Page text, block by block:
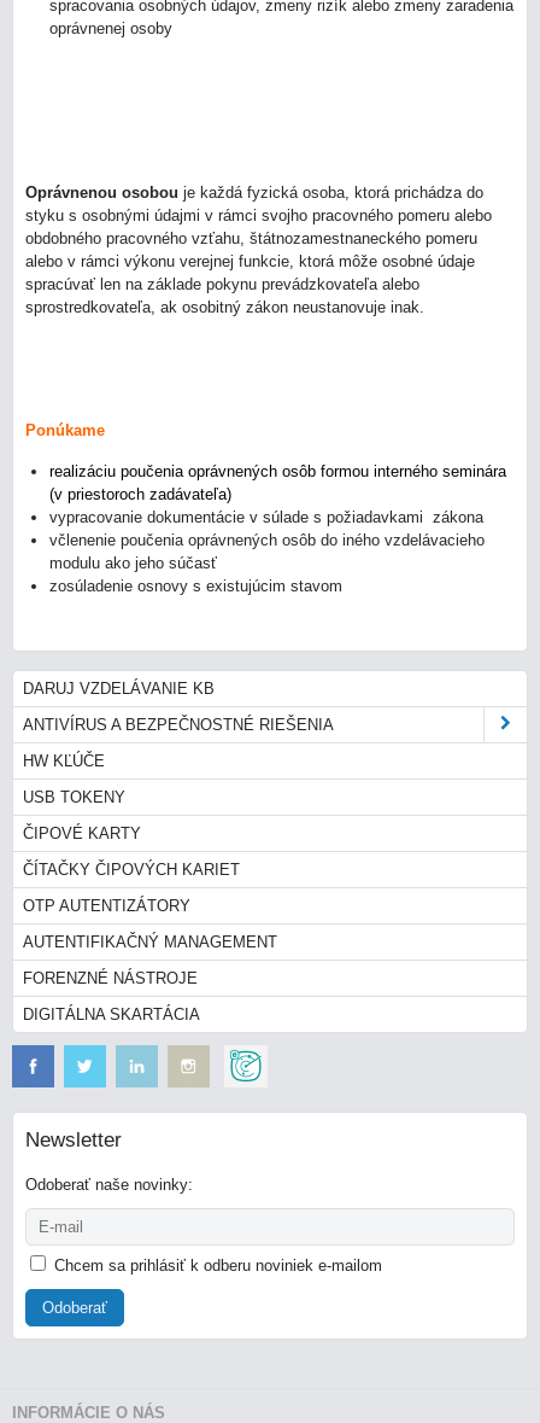
spracovania osobných údajov, zmeny rizík alebo zmeny zaradenia
oprávnenej osoby
Oprávnenou osobou je každá fyzická osoba, ktorá prichádza do
styku s osobnými údajmi v rámci svojho pracovného pomeru alebo
obdobného pracovného vzťahu, štátnozamestnaneckého pomeru
alebo v rámci výkonu verejnej funkcie, ktorá môže osobné údaje
spracúvať len na základe pokynu prevádzkovateľa alebo
sprostredkovateľa, ak osobitný zákon neustanovuje inak.
Ponúkame
realizáciu poučenia oprávnených osôb formou interného seminára
(v priestoroch zadávateľa)
vypracovanie dokumentácie v súlade s požiadavkami zákona
včlenenie poučenia oprávnených osôb do iného vzdelávacieho
modulu ako jeho súčasť
zosúladenie osnovy s existujúcim stavom
DARUJ VZDELÁVANIE KB
ANTIVÍRUS A BEZPEČNOSTNÉ RIEŠENIA
HW KĽÚČE
USB TOKENY
ČIPOVÉ KARTY
ČÍTAČKY ČIPOVÝCH KARIET
OTP AUTENTIZÁTORY
AUTENTIFIKAČNÝ MANAGEMENT
FORENZNÉ NÁSTROJE
DIGITÁLNA SKARTÁCIA
Newsletter
Odoberať naše novinky:
Chcem sa prihlásiť k odberu noviniek e-mailom
Odoberať
INFORMÁCIE O NÁS